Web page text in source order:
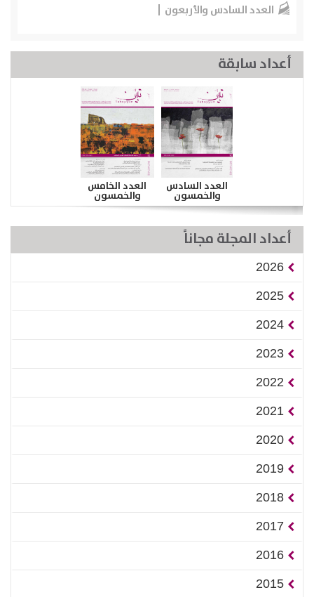
العدد السادس والأربعون
أعداد سابقة
العدد السادس
والخمسون
العدد الخامس
والخمسون
أعداد المجلة مجاناً
2026
2025
2024
2023
2022
2021
2020
2019
2018
2017
2016
2015